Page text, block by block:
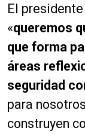
El
«queremos
que forma
áreas
seguridad
para
construyen